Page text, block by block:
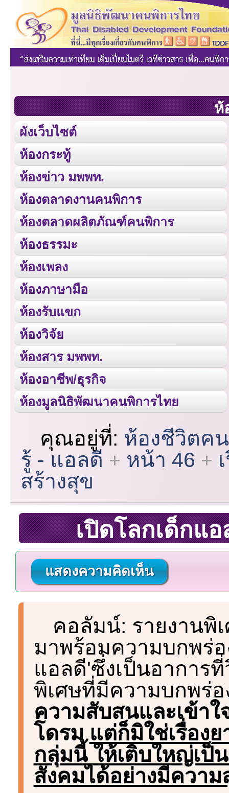
ห้
ผังเว็บไซต์
ห้องกระทู้
ห้องข่าว มพพท.
ห้องตลาดงานคนพิการ
ห้องตลาดผลิตภัณฑ์คนพิการ
ห้องธรรมะ
ห้องเพลง
ห้องภาษามือ
ห้องรับแขก
ห้องวิจัย
ห้องสาร มพพท.
ห้องอาชีพ/ธุรกิจ
ห้องมูลนิธิพัฒนาคนพิการไทย
คุณอยู่ที่: ห้องชีวิตค
รู้ - แอลดี
หน้า 46
สร้างสุข
เปิดโลกเด็กแ
แสดงความคิดเห็น
คอลัมน์: รายงานพิ
มาพร้อมความบกพร่อ
แอลดี'ซึ่งเป็นอาการ
พิเศษที่มีความบกพร่อ
ความสับสนและเข้า
โดรม แต่ก็มิใช่เรื่องย
กลุ่มนี้ ให้เติบใหญ่เป็
สังคมได้อย่างมีความ